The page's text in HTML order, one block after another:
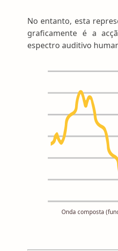
No entanto, esta
graficamente é a
espectro auditivo
Onda composta